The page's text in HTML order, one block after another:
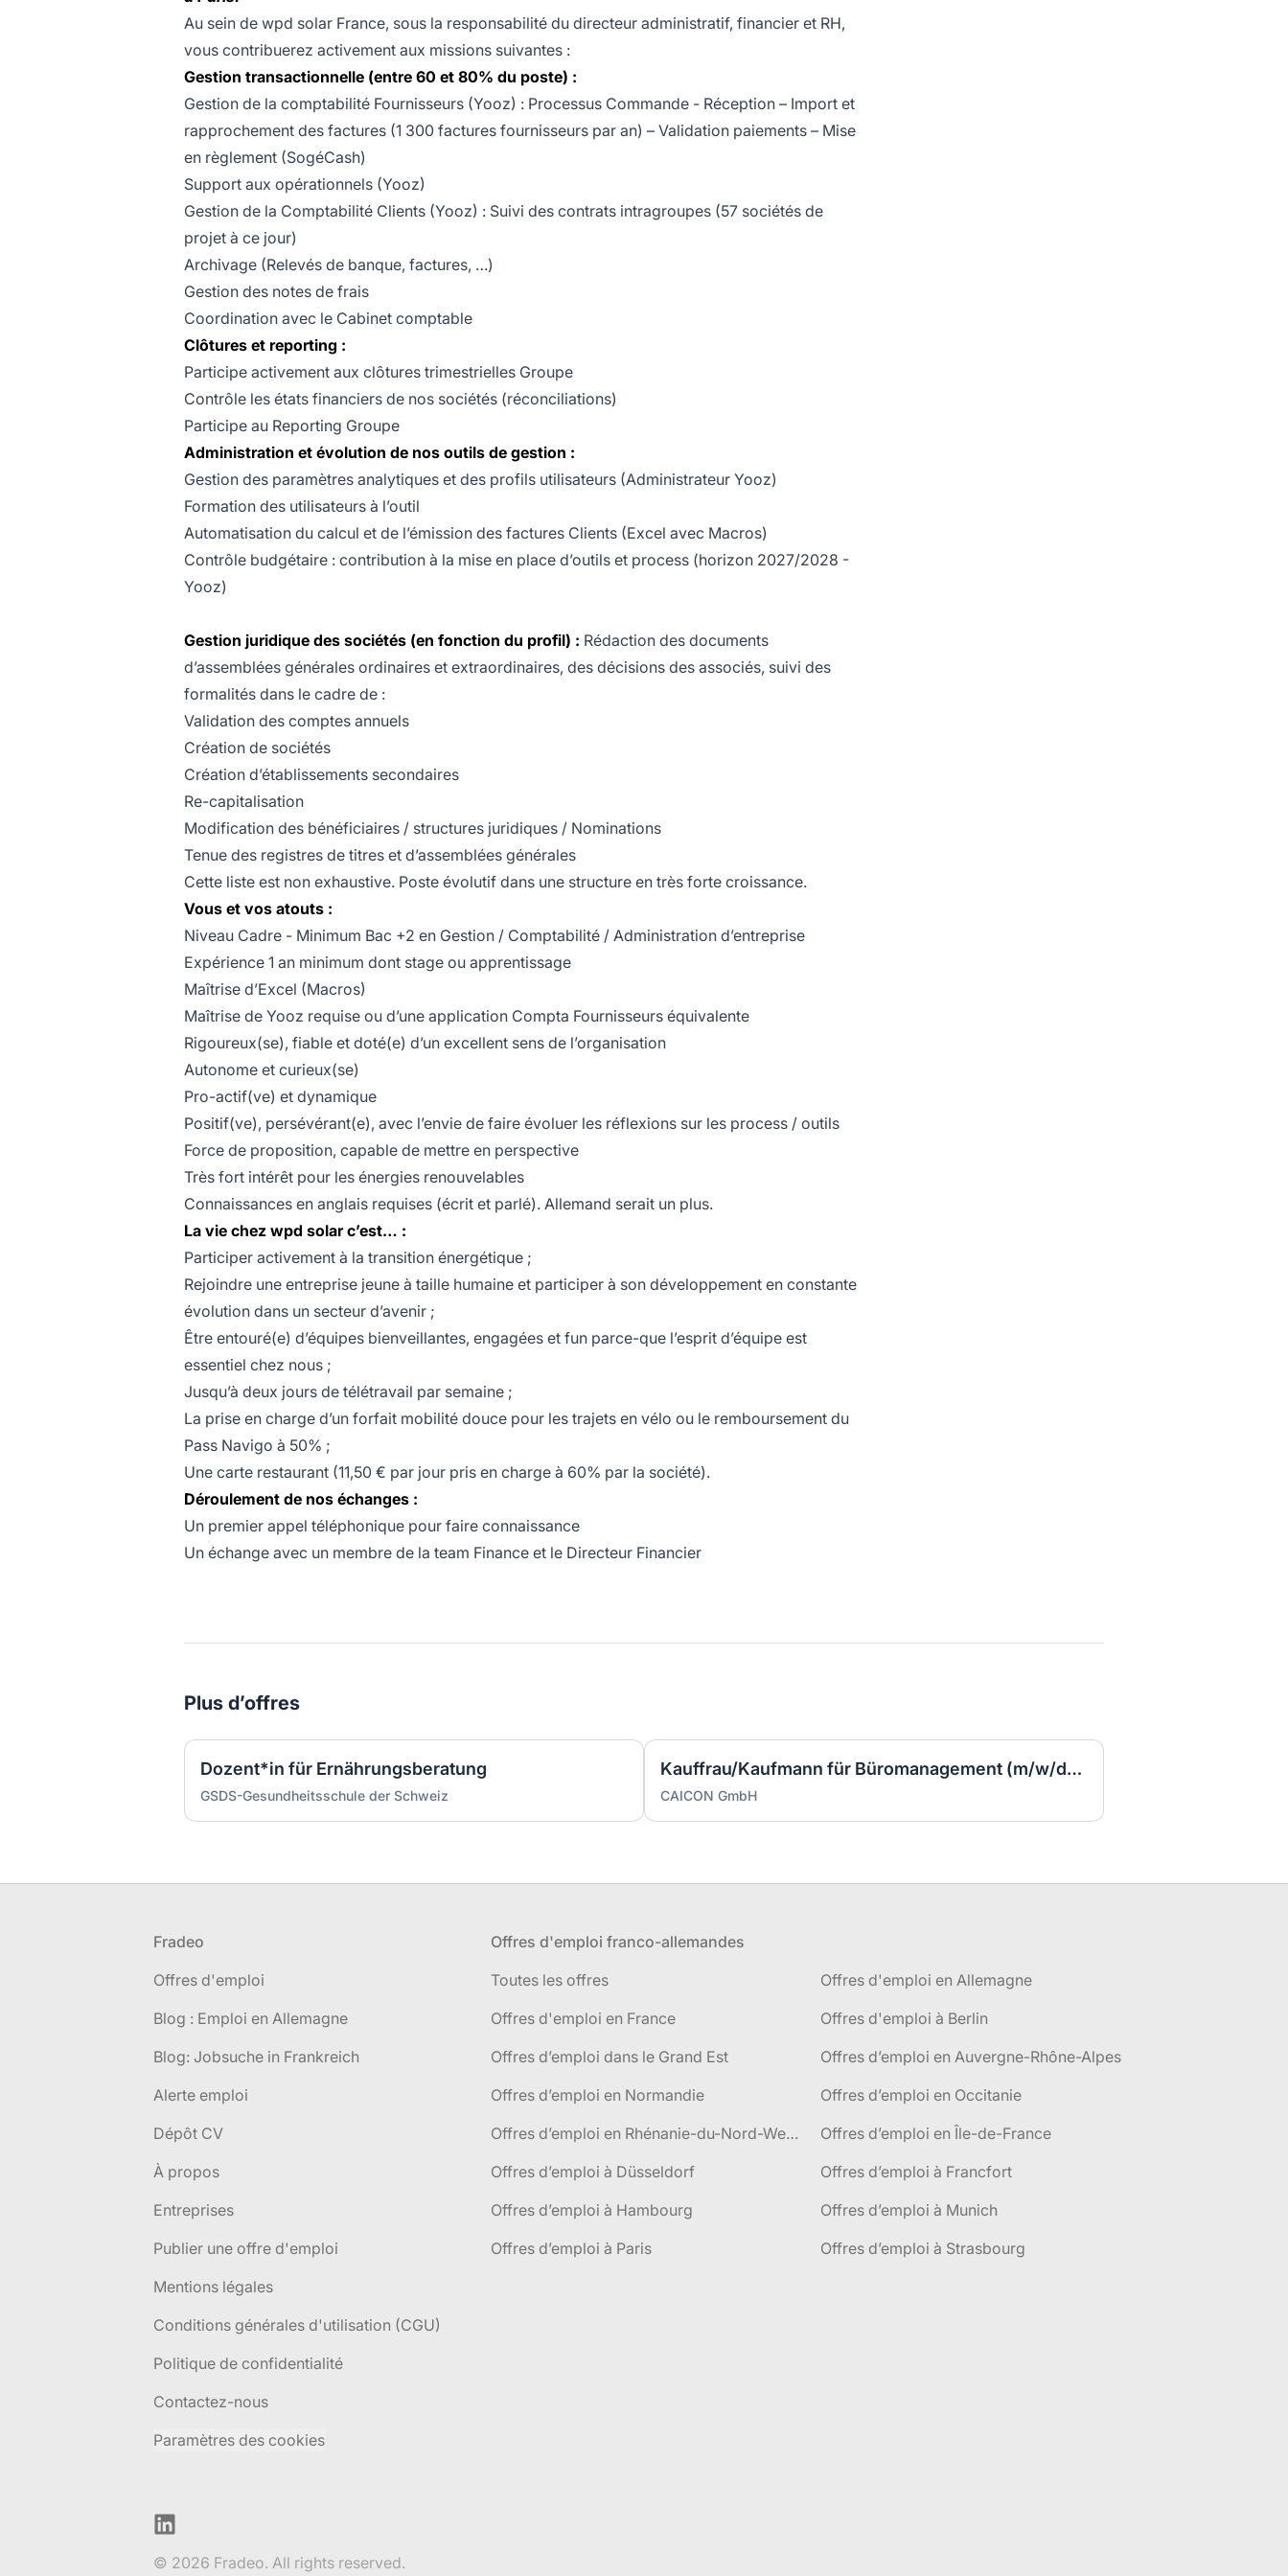
Au sein de wpd solar France, sous la responsabilité du directeur administratif, financier et RH,
vous contribuerez activement aux missions suivantes :
Gestion transactionnelle (entre 60 et 80% du poste) :
Gestion de la comptabilité Fournisseurs (Yooz) : Processus Commande - Réception – Import et
rapprochement des factures (1 300 factures fournisseurs par an) – Validation paiements – Mise
en règlement (SogéCash)
Support aux opérationnels (Yooz)
Gestion de la Comptabilité Clients (Yooz) : Suivi des contrats intragroupes (57 sociétés de
projet à ce jour)
Archivage (Relevés de banque, factures, …)
Gestion des notes de frais
Coordination avec le Cabinet comptable
Clôtures et reporting :
Participe activement aux clôtures trimestrielles Groupe
Contrôle les états financiers de nos sociétés (réconciliations)
Participe au Reporting Groupe
Administration et évolution de nos outils de gestion :
Gestion des paramètres analytiques et des profils utilisateurs (Administrateur Yooz)
Formation des utilisateurs à l’outil
Automatisation du calcul et de l’émission des factures Clients (Excel avec Macros)
Contrôle budgétaire : contribution à la mise en place d’outils et process (horizon 2027/2028 -
Yooz)
Gestion juridique des sociétés (en fonction du profil) : Rédaction des documents
d’assemblées générales ordinaires et extraordinaires, des décisions des associés, suivi des
formalités dans le cadre de :
Validation des comptes annuels
Création de sociétés
Création d’établissements secondaires
Re-capitalisation
Modification des bénéficiaires / structures juridiques / Nominations
Tenue des registres de titres et d’assemblées générales
Cette liste est non exhaustive. Poste évolutif dans une structure en très forte croissance.
Vous et vos atouts :
Niveau Cadre - Minimum Bac +2 en Gestion / Comptabilité / Administration d’entreprise
Expérience 1 an minimum dont stage ou apprentissage
Maîtrise d’Excel (Macros)
Maîtrise de Yooz requise ou d’une application Compta Fournisseurs équivalente
Rigoureux(se), fiable et doté(e) d’un excellent sens de l’organisation
Autonome et curieux(se)
Pro-actif(ve) et dynamique
Positif(ve), persévérant(e), avec l’envie de faire évoluer les réflexions sur les process / outils
Force de proposition, capable de mettre en perspective
Très fort intérêt pour les énergies renouvelables
Connaissances en anglais requises (écrit et parlé). Allemand serait un plus.
La vie chez wpd solar c’est… :
Participer activement à la transition énergétique ;
Rejoindre une entreprise jeune à taille humaine et participer à son développement en constante
évolution dans un secteur d’avenir ;
Être entouré(e) d’équipes bienveillantes, engagées et fun parce-que l’esprit d’équipe est
essentiel chez nous ;
Jusqu’à deux jours de télétravail par semaine ;
La prise en charge d’un forfait mobilité douce pour les trajets en vélo ou le remboursement du
Pass Navigo à 50% ;
Une carte restaurant (11,50 € par jour pris en charge à 60% par la société).
Déroulement de nos échanges :
Un premier appel téléphonique pour faire connaissance
Un échange avec un membre de la team Finance et le Directeur Financier
Plus d’offres
Dozent*in für Ernährungsberatung
GSDS-Gesundheitsschule der Schweiz
Kauffrau/Kaufmann für Büromanagement (m/w/d) VZ
CAICON GmbH
Fradeo
Offres d'emploi
Blog : Emploi en Allemagne
Blog: Jobsuche in Frankreich
Alerte emploi
Dépôt CV
À propos
Entreprises
Publier une offre d'emploi
Mentions légales
Conditions générales d'utilisation (CGU)
Politique de confidentialité
Contactez-nous
Paramètres des cookies
Offres d'emploi franco-allemandes
Toutes les offres
Offres d'emploi en Allemagne
Offres d'emploi en France
Offres d'emploi à Berlin
Offres d’emploi dans le Grand Est
Offres d’emploi en Auvergne-Rhône-Alpes
Offres d’emploi en Normandie
Offres d’emploi en Occitanie
Offres d’emploi en Rhénanie-du-Nord-Westphalie
Offres d’emploi en Île-de-France
Offres d’emploi à Düsseldorf
Offres d’emploi à Francfort
Offres d’emploi à Hambourg
Offres d’emploi à Munich
Offres d’emploi à Paris
Offres d’emploi à Strasbourg
LinkedIn
© 2026 Fradeo. All rights reserved.